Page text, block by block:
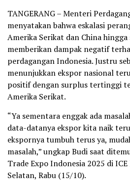
TANGERANG – Menteri
menyatakan bahwa eskalasi
Amerika Serikat dan China
memberikan dampak negatif
perdagangan Indonesia. Justru
menunjukkan ekspor nasional
positif dengan surplus tertinggi
Amerika Serikat.
“Ya sementara enggak ada
data-datanya ekspor kita naik
ekspornya tumbuh terus ya,
masalah,” ungkap Budi saat
Trade Expo Indonesia 2025 di
Selatan, Rabu (15/10).